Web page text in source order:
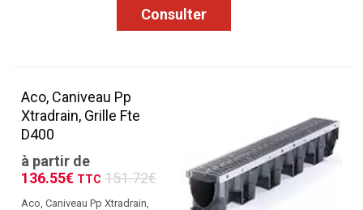
Consulter
Aco, Caniveau Pp
Xtradrain, Grille Fte
D400
à partir de
136.55€ TTC 151.72€
Aco, Caniveau Pp Xtradrain,